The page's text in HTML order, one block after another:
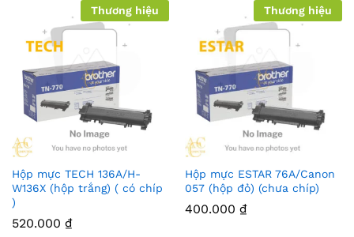
Thương hiệu
Hộp mực TECH 136A/H-
W136X (hộp trắng) ( có chíp
)
520.000 ₫
Thương hiệu
Hộp mực ESTAR 76A/Canon
057 (hộp đỏ) (chưa chíp)
400.000 ₫